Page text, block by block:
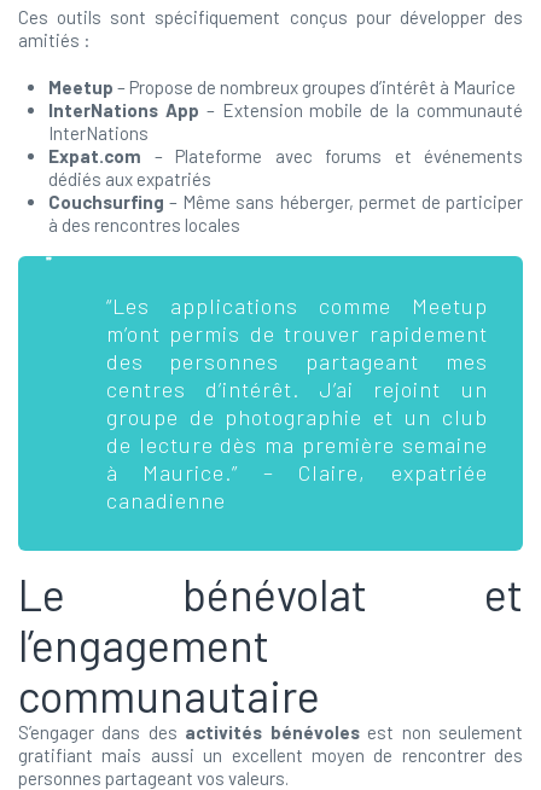
Ces outils sont spécifiquement conçus pour développer des
amitiés :
Meetup – Propose de nombreux groupes d’intérêt à Maurice
InterNations App – Extension mobile de la communauté
InterNations
Expat.com – Plateforme avec forums et événements
dédiés aux expatriés
Couchsurfing – Même sans héberger, permet de participer
à des rencontres locales
“Les applications comme Meetup
m’ont permis de trouver rapidement
des personnes partageant mes
centres d’intérêt. J’ai rejoint un
groupe de photographie et un club
de lecture dès ma première semaine
à Maurice.” – Claire, expatriée
canadienne
Le bénévolat et
l’engagement
communautaire
S’engager dans des activités bénévolesest non seulement
gratifiant mais aussi un excellent moyen de rencontrer des
personnes partageant vos valeurs.